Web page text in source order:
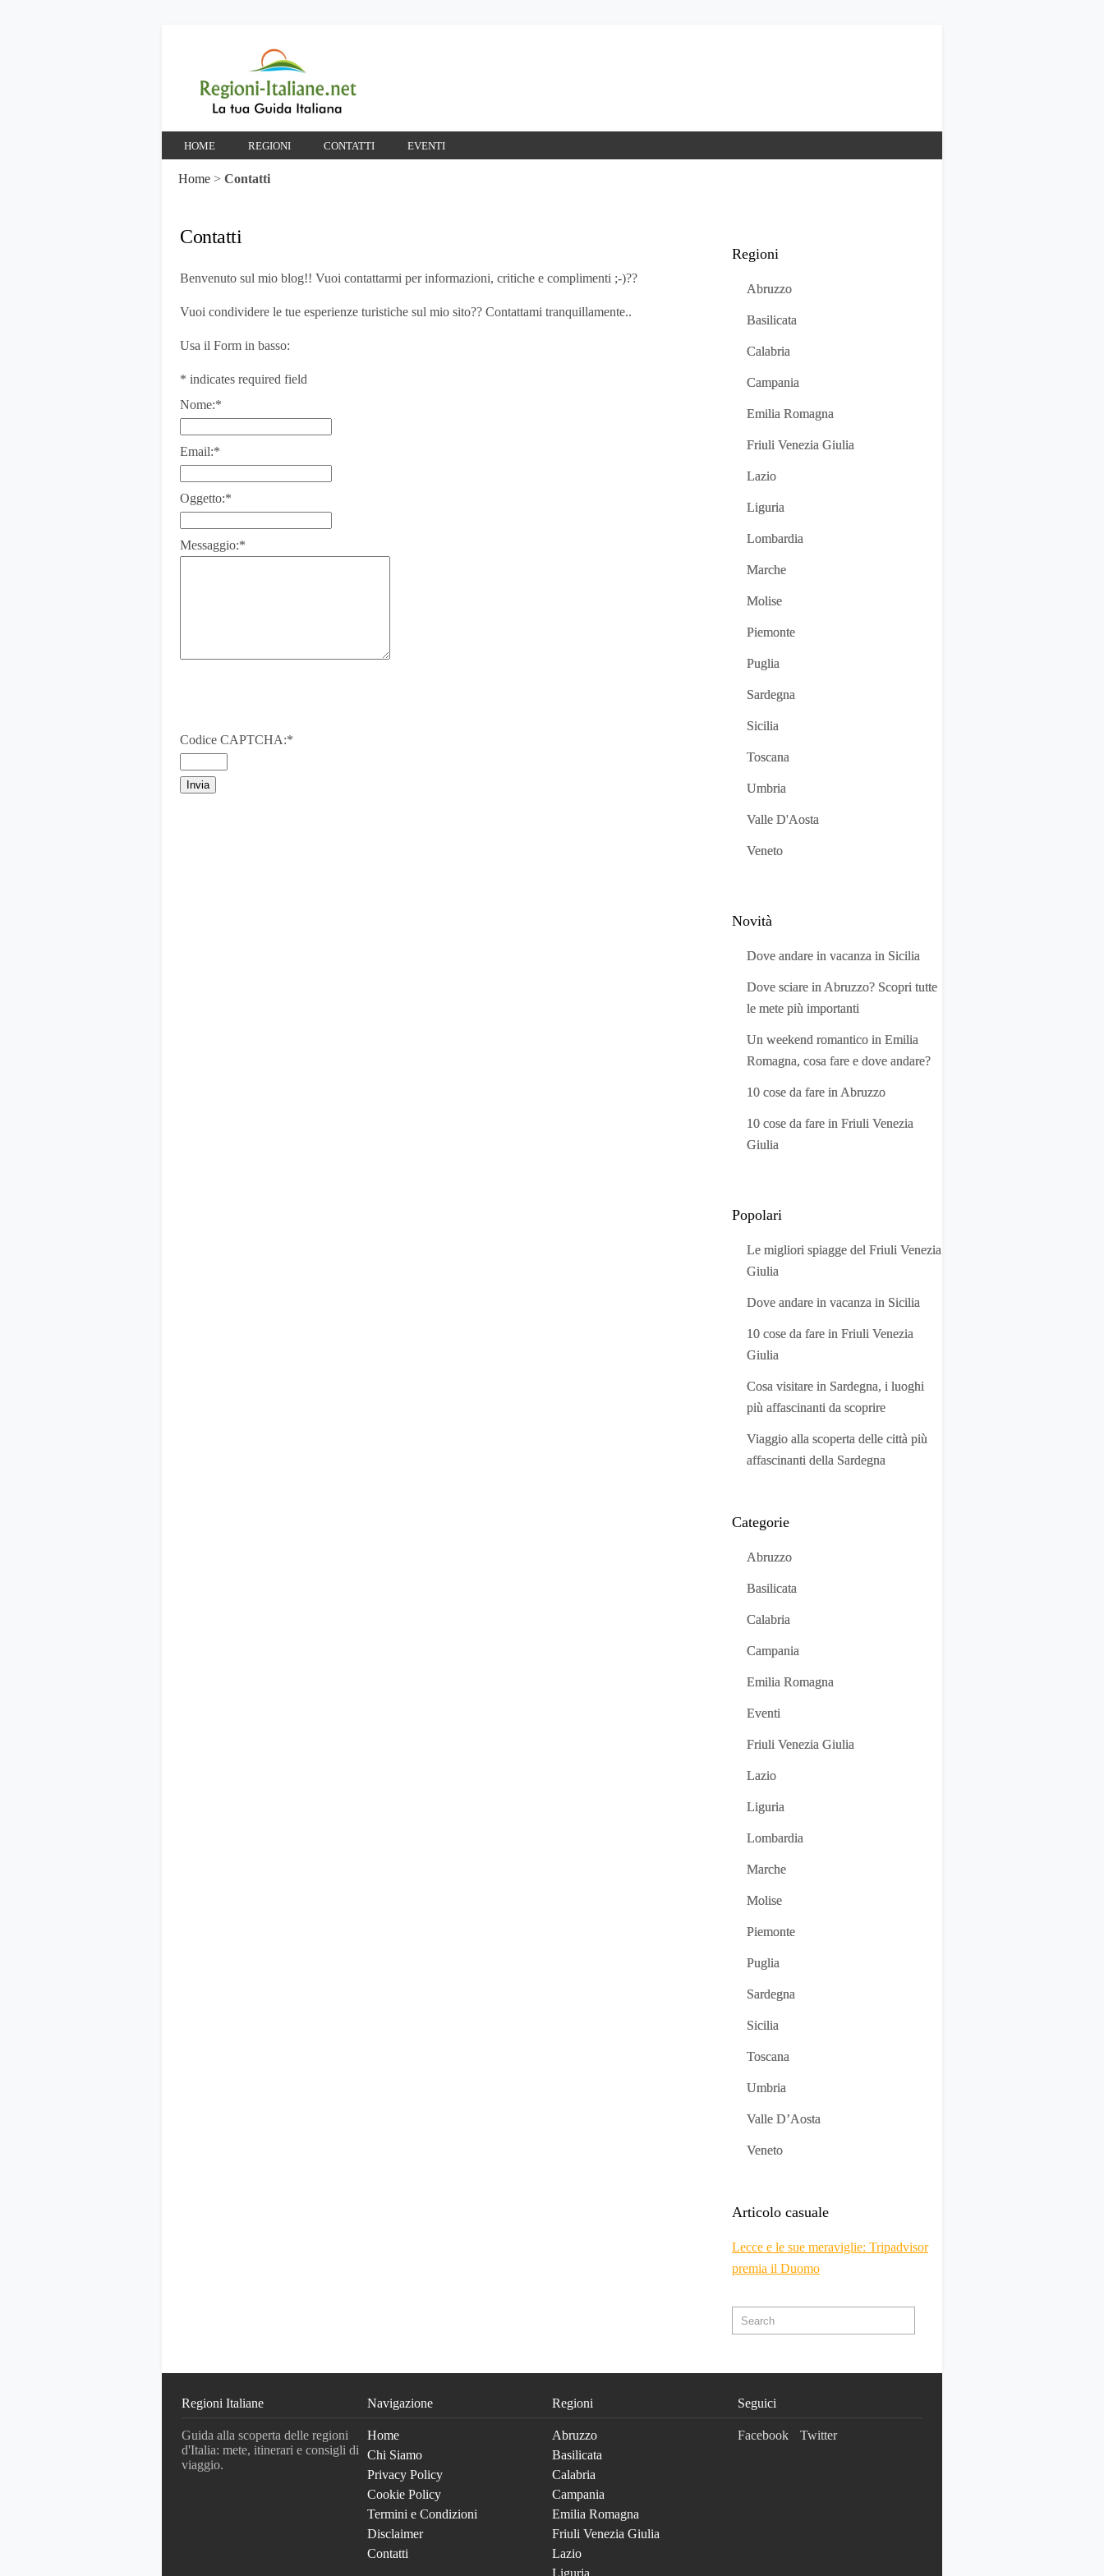
HOME REGIONI CONTATTI EVENTI
Home > Contatti
Contatti
Benvenuto sul mio blog!! Vuoi contattarmi per informazioni, critiche e complimenti ;-)??
Vuoi condividere le tue esperienze turistiche sul mio sito?? Contattami tranquillamente..
Usa il Form in basso:
* indicates required field
Nome:*
Email:*
Oggetto:*
Messaggio:*
Codice CAPTCHA:*
Regioni
Abruzzo
Basilicata
Calabria
Campania
Emilia Romagna
Friuli Venezia Giulia
Lazio
Liguria
Lombardia
Marche
Molise
Piemonte
Puglia
Sardegna
Sicilia
Toscana
Umbria
Valle D'Aosta
Veneto
Novità
Dove andare in vacanza in Sicilia
Dove sciare in Abruzzo? Scopri tutte
le mete più importanti
Un weekend romantico in Emilia
Romagna, cosa fare e dove andare?
10 cose da fare in Abruzzo
10 cose da fare in Friuli Venezia
Giulia
Popolari
Le migliori spiagge del Friuli Venezia
Giulia
Dove andare in vacanza in Sicilia
10 cose da fare in Friuli Venezia
Giulia
Cosa visitare in Sardegna, i luoghi
più affascinanti da scoprire
Viaggio alla scoperta delle città più
affascinanti della Sardegna
Categorie
Abruzzo
Basilicata
Calabria
Campania
Emilia Romagna
Eventi
Friuli Venezia Giulia
Lazio
Liguria
Lombardia
Marche
Molise
Piemonte
Puglia
Sardegna
Sicilia
Toscana
Umbria
Valle D’Aosta
Veneto
Articolo casuale
Lecce e le sue meraviglie: Tripadvisor
premia il Duomo
Regioni Italiane
Guida alla scoperta delle regioni
d'Italia: mete, itinerari e consigli di
viaggio.
Navigazione
Home
Chi Siamo
Privacy Policy
Cookie Policy
Termini e Condizioni
Disclaimer
Contatti
Regioni
Abruzzo
Basilicata
Calabria
Campania
Emilia Romagna
Friuli Venezia Giulia
Lazio
Liguria
Seguici
Facebook Twitter